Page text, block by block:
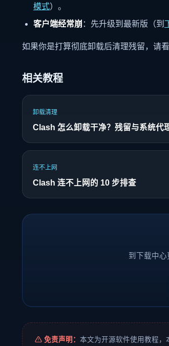
模式）。
客户端经常崩 ：先升级到最新版（到
如果你是打算彻底卸载后清理残留，请
相关教程
卸载清理
Clash 怎么卸载干净？残留与系统代
连不上网
Clash 连不上网的 10 步排查
到下载中心
免责声明：本文为开源软件使用教程，